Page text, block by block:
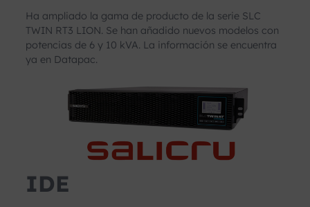
Ha ampliado la gama de producto de la serie SLC
TWIN RT3 LION. Se han añadido nuevos modelos con
potencias de 6 y 10 kVA. La información se encuentra
ya en Datapac.
IDE